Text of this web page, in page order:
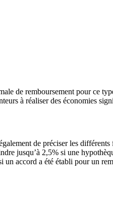
de remboursement pour ce
à réaliser des économies
de préciser les
jusqu’à 2,5% si une
accord a été établi pour un